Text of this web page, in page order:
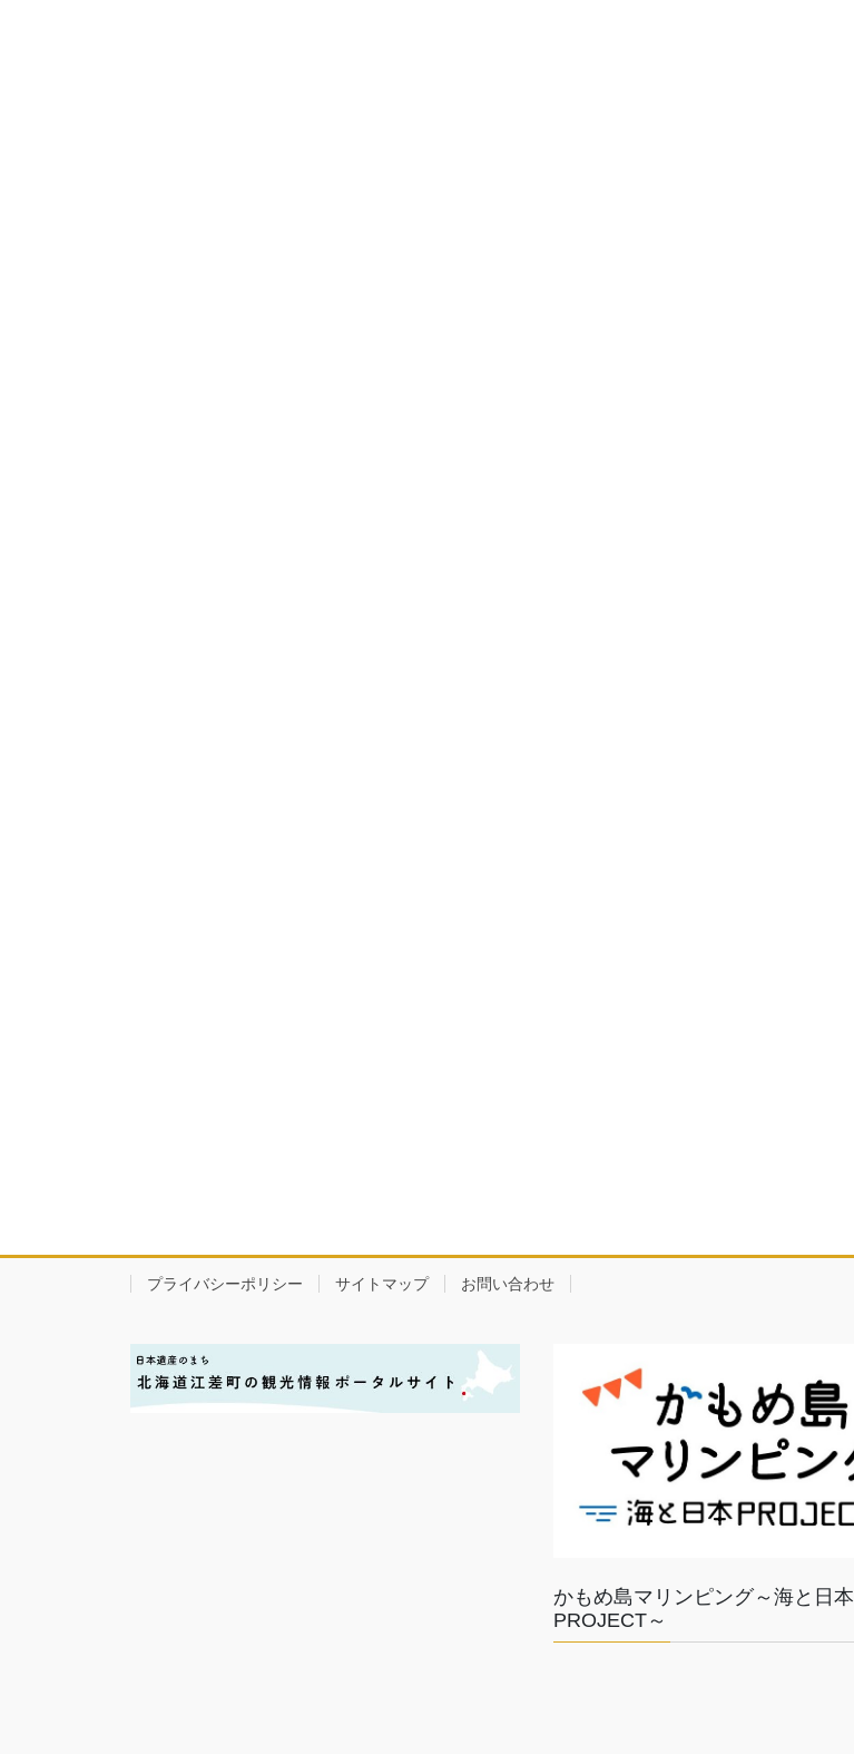
プライバシーポリシー サイトマップ お問い合わせ
かもめ島マリンピング～海と日本
PROJECT～